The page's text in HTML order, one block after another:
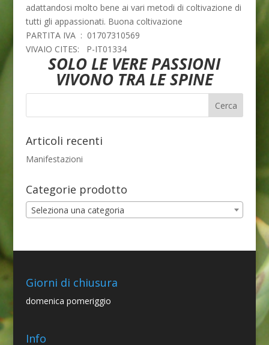
adattandosi molto bene ai vari metodi di coltivazione di
tutti gli appassionati. Buona coltivazione
PARTITA IVA : 01707310569
VIVAIO CITES: P-IT01334
SOLO LE VERE PASSIONI
VIVONO TRA LE SPINE
Articoli recenti
Manifestazioni
Categorie prodotto
Seleziona una categoria
Giorni di chiusura
domenica pomeriggio
Info